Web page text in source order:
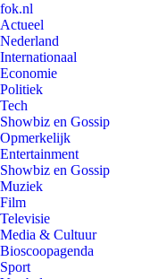
fok.nl
Actueel
Nederland
Internationaal
Economie
Politiek
Tech
Showbiz en Gossip
Opmerkelijk
Entertainment
Showbiz en Gossip
Muziek
Film
Televisie
Media & Cultuur
Bioscoopagenda
Sport